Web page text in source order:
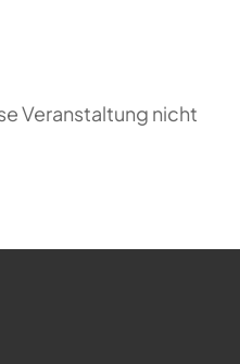
Veranstaltung nicht